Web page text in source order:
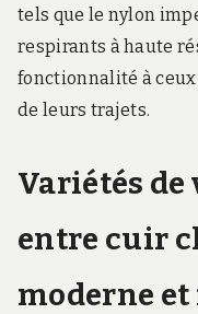
tels que le nylon
respirants à haute
fonctionnalité à
de leurs trajets.
Variétés de
entre cuir
moderne